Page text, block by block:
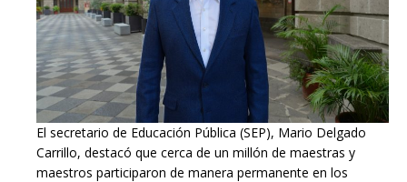
El secretario de Educación Pública (SEP), Mario Delgado
Carrillo, destacó que cerca de un millón de maestras y
maestros participaron de manera permanente en los